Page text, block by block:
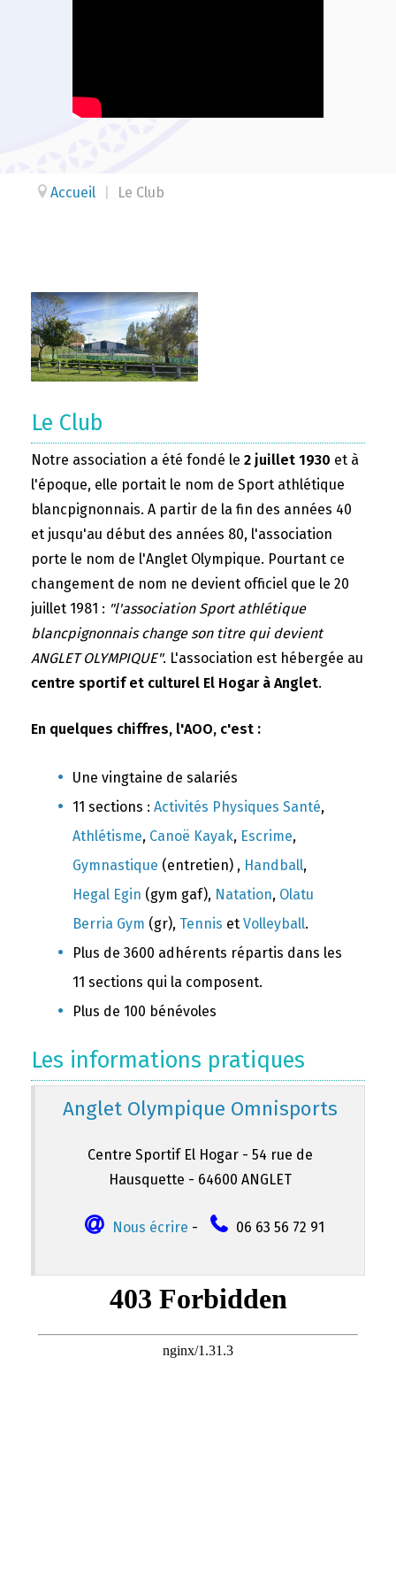
Accueil Le Club
Le Club
Notre association a été fondé le 2 juillet 1930 et à
l'époque, elle portait le nom de Sport athlétique
blancpignonnais. A partir de la fin des années 40
et jusqu'au début des années 80, l'association
porte le nom de l'Anglet Olympique. Pourtant ce
changement de nom ne devient officiel que le 20
juillet 1981 : "l'association Sport athlétique
blancpignonnais change son titre qui devient
ANGLET OLYMPIQUE". L'association est hébergée au
centre sportif et culturel El Hogar à Anglet.
En quelques chiffres, l'AOO, c'est :
Une vingtaine de salariés
11 sections : Activités Physiques Santé,
Athlétisme, Canoë Kayak, Escrime,
Gymnastique (entretien) , Handball,
Hegal Egin (gym gaf), Natation, Olatu
Berria Gym (gr), Tennis et Volleyball.
Plus de 3600 adhérents répartis dans les
11 sections qui la composent.
Plus de 100 bénévoles
Les informations pratiques
Anglet Olympique Omnisports
Centre Sportif El Hogar - 54 rue de
Hausquette - 64600 ANGLET
Nous écrire - 06 63 56 72 91